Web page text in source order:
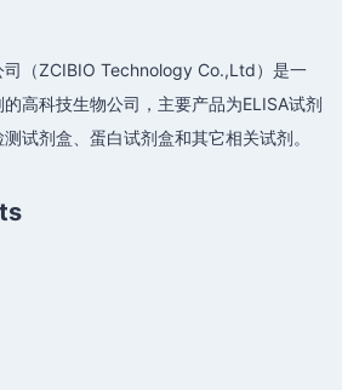
司（ZCIBIO Technology Co.,Ltd）是一
高科技生物公司，主要产品为ELISA试剂
试剂盒、蛋白试剂盒和其它相关试剂。